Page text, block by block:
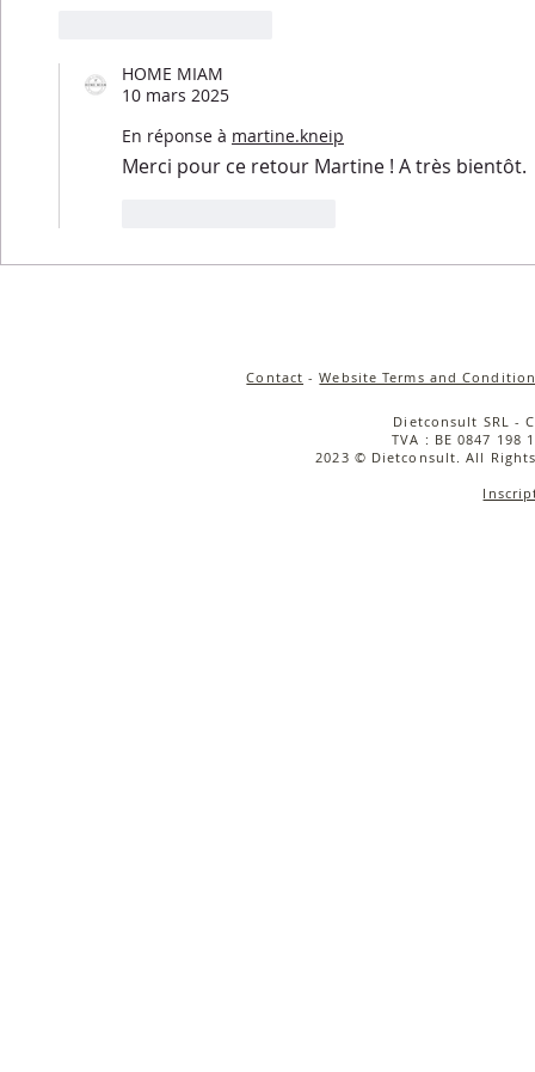
HOME MIAM
10 mars 2025
En réponse à martine.kneip
Merci pour ce retour Martine ! A très bientôt.
Contact -Website Terms and
Dietconsult SRL -
TVA : BE 0847 198
2023 © Dietconsult. All